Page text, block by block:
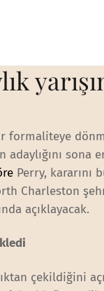
formaliteye
adaylığını sona
Perry, kararını
Charleston
açıklayacak.
çekildiğini